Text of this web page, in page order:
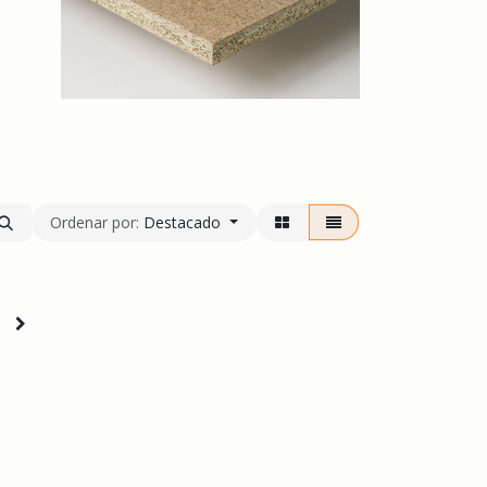
Ordenar por: Destacado